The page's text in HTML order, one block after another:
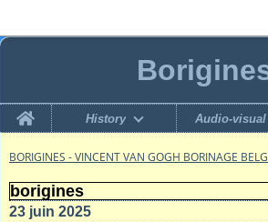
Home
History Audio-visual
BORIGINES - VINCENT VAN GOGH BORINAGE
borigines
23 juin 2025